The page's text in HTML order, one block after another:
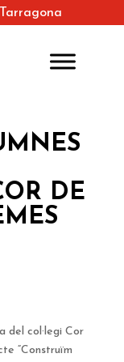
DE
del col·legi Cor
“Construïm